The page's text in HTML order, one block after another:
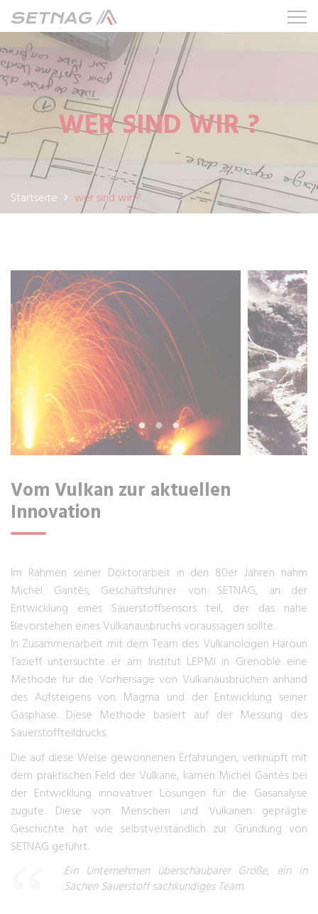
WER SIND WIR ?
Startseite wer sind wir ?
Vom Vulkan zur aktuellen
Innovation
Im Rahmen seiner Doktorarbeit in den 80er Jahren nahm
Michel Gantès, Geschäftsführer von SETNAG, an der
Entwicklung eines Sauerstoffsensors teil, der das nahe
Bevorstehen eines Vulkanausbruchs voraussagen sollte.
In Zusammenarbeit mit dem Team des Vulkanologen Haroun
Tazieff untersuchte er am Institut LEPMI in Grenoble eine
Methode für die Vorhersage von Vulkanausbrüchen anhand
des Aufsteigens von Magma und der Entwicklung seiner
Gasphase. Diese Methode basiert auf der Messung des
Sauerstoffteildrucks.
Die auf diese Weise gewonnenen Erfahrungen, verknüpft mit
dem praktischen Feld der Vulkane, kamen Michel Gantès bei
der Entwicklung innovativer Lösungen für die Gasanalyse
zugute. Diese von Menschen und Vulkanen geprägte
Geschichte hat wie selbstverständlich zur Gründung von
SETNAG geführt.
Ein Unternehmen überschaubarer Größe, ein in
Sachen Sauerstoff sachkundiges Team.